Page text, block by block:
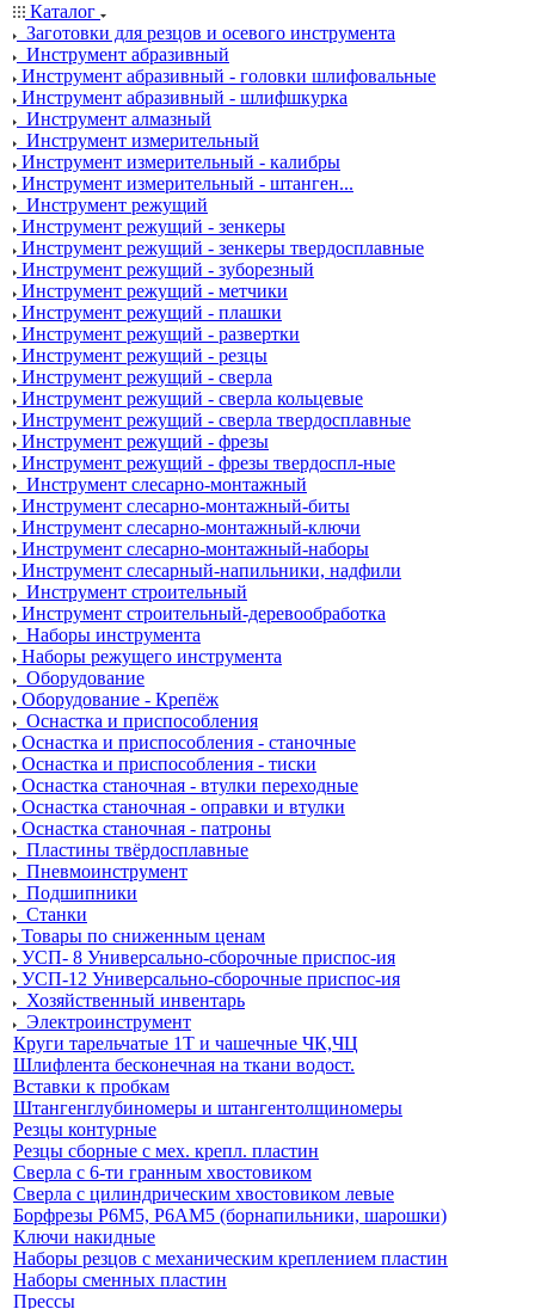
Каталог
Заготовки для резцов и осевого инструмента
Инструмент абразивный
Инструмент абразивный - головки шлифовальные
Инструмент абразивный - шлифшкурка
Инструмент алмазный
Инструмент измерительный
Инструмент измерительный - калибры
Инструмент измерительный - штанген...
Инструмент режущий
Инструмент режущий - зенкеры
Инструмент режущий - зенкеры твердосплавные
Инструмент режущий - зуборезный
Инструмент режущий - метчики
Инструмент режущий - плашки
Инструмент режущий - развертки
Инструмент режущий - резцы
Инструмент режущий - сверла
Инструмент режущий - сверла кольцевые
Инструмент режущий - сверла твердосплавные
Инструмент режущий - фрезы
Инструмент режущий - фрезы твердоспл-ные
Инструмент слесарно-монтажный
Инструмент слесарно-монтажный-биты
Инструмент слесарно-монтажный-ключи
Инструмент слесарно-монтажный-наборы
Инструмент слесарный-напильники, надфили
Инструмент строительный
Инструмент строительный-деревообработка
Наборы инструмента
Наборы режущего инструмента
Оборудование
Оборудование - Крепёж
Оснастка и приспособления
Оснастка и приспособления - станочные
Оснастка и приспособления - тиски
Оснастка станочная - втулки переходные
Оснастка станочная - оправки и втулки
Оснастка станочная - патроны
Пластины твёрдосплавные
Пневмоинструмент
Подшипники
Станки
Товары по сниженным ценам
УСП- 8 Универсально-сборочные приспос-ия
УСП-12 Универсально-сборочные приспос-ия
Хозяйственный инвентарь
Электроинструмент
Круги тарельчатые 1Т и чашечные ЧК,ЧЦ
Шлифлента бесконечная на ткани водост.
Вставки к пробкам
Штангенглубиномеры и штангентолщиномеры
Резцы контурные
Резцы сборные с мех. крепл. пластин
Сверла с 6-ти гранным хвостовиком
Сверла с цилиндрическим хвостовиком левые
Борфрезы Р6М5, Р6АМ5 (борнапильники, шарошки)
Ключи накидные
Наборы резцов с механическим креплением пластин
Наборы сменных пластин
Прессы